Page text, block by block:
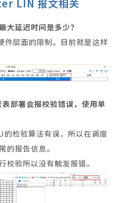
LIN 报文相关
大延迟时间是多少？
件层面的限制。目前就是这样
部署会报校验错误，使用单
的检验算法有误，所以在调度
的报告信息。
校验所以没有触发报错。